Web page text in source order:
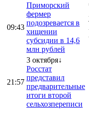
09:43
Приморский
фермер
подозревается в
хищении
субсидии в 14,6
млн рублей
21:57
3 октября↓
Росстат
представил
предварительные
итоги второй
сельхозпереписи